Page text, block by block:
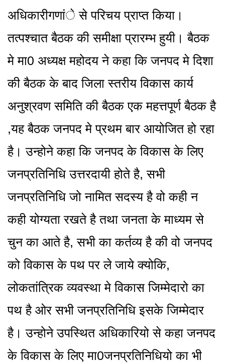
अधिकारीगणांे से परिचय प्राप्त किया।
तत्पश्चात बैठक की समीक्षा प्रारम्भ हुयी। बैठक
मे मा0 अध्यक्ष महोदय ने कहा कि जनपद मे दिशा
की बैठक के बाद जिला स्तरीय विकास कार्य
अनुश्रवण समिति की बैठक एक महत्तपूर्ण बैठक है
,यह बैठक जनपद मे प्रथम बार आयोजित हो रहा
है। उन्होने कहा कि जनपद के विकास के लिए
जनप्रतिनिधि उत्तरदायी होते है, सभी
जनप्रतिनिधि जो नामित सदस्य है वो कही न
कही योग्यता रखते है तथा जनता के माध्यम से
चुन का आते है, सभी का कर्तव्य है की वो जनपद
को विकास के पथ पर ले जाये क्योकि,
लोकतांत्रिक व्यवस्था मे विकास जिम्मेदारो का
पथ है ओर सभी जनप्रतिनिधि इसके जिम्मेदार
है। उन्होने उपस्थित अधिकारियो से कहा जनपद
के विकास के लिए मा0जनप्रतिनिधियो का भी